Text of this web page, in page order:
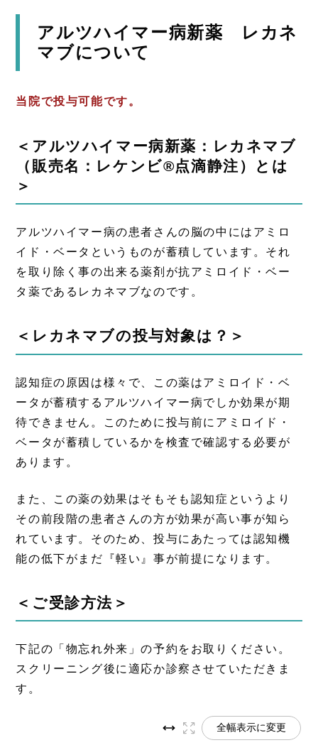
アルツハイマー病新薬 レカネ
マブについて
当院で投与可能です。
＜アルツハイマー病新薬：レカネマブ
（販売名：レケンビ®点滴静注）とは
＞
アルツハイマー病の患者さんの脳の中にはアミロ
イド・ベータというものが蓄積しています。それ
を取り除く事の出来る薬剤が抗アミロイド・ベー
タ薬であるレカネマブなのです。
＜レカネマブの投与対象は？＞
認知症の原因は様々で、この薬はアミロイド・ベ
ータが蓄積するアルツハイマー病でしか効果が期
待できません。このために投与前にアミロイド・
ベータが蓄積しているかを検査で確認する必要が
あります。
また、この薬の効果はそもそも認知症というより
その前段階の患者さんの方が効果が高い事が知ら
れています。そのため、投与にあたっては認知機
能の低下がまだ『軽い』事が前提になります。
＜ご受診方法＞
下記の「物忘れ外来」の予約をお取りください。
スクリーニング後に適応か診察させていただきま
す。
全幅表示に変更